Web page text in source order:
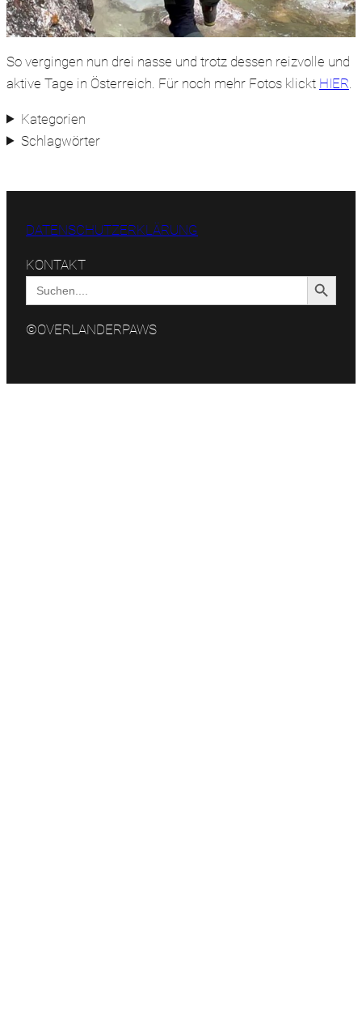
So vergingen nun drei nasse und trotz dessen reizvolle und
aktive Tage in Österreich. Für noch mehr Fotos klickt HIER
Kategorien
Schlagwörter
DATENSCHUTZERKLÄRUNG
KONTAKT
Search
for:
Search Button
©OVERLANDERPAWS